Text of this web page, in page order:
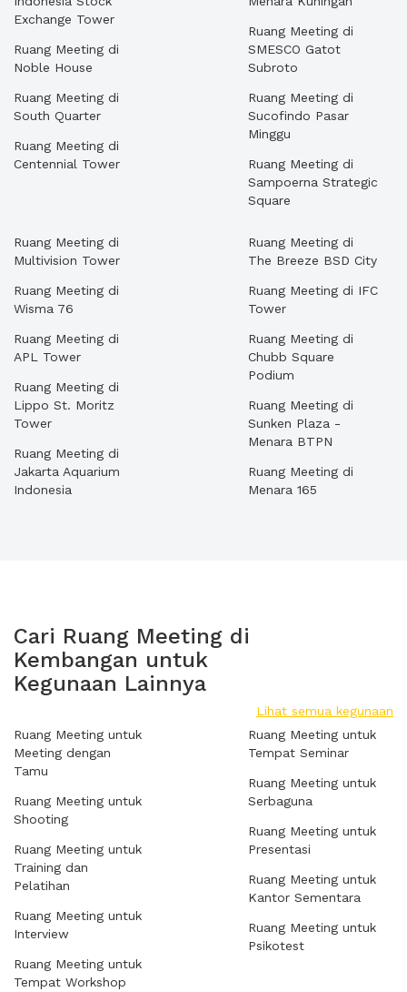
Exchange Tower
Ruang Meeting di
Noble House
Ruang Meeting di
South Quarter
Ruang Meeting di
Centennial Tower
Ruang Meeting di
SMESCO Gatot
Subroto
Ruang Meeting di
Sucofindo Pasar
Minggu
Ruang Meeting di
Sampoerna Strategic
Square
Ruang Meeting di
Multivision Tower
Ruang Meeting di
Wisma 76
Ruang Meeting di
APL Tower
Ruang Meeting di
Lippo St. Moritz
Tower
Ruang Meeting di
Jakarta Aquarium
Indonesia
Ruang Meeting di
The Breeze BSD City
Ruang Meeting di IFC
Tower
Ruang Meeting di
Chubb Square
Podium
Ruang Meeting di
Sunken Plaza -
Menara BTPN
Ruang Meeting di
Menara 165
Cari Ruang Meeting di
Kembangan untuk
Kegunaan Lainnya
Lihat semua kegunaan
Ruang Meeting untuk
Meeting dengan
Tamu
Ruang Meeting untuk
Shooting
Ruang Meeting untuk
Training dan
Pelatihan
Ruang Meeting untuk
Interview
Ruang Meeting untuk
Tempat Workshop
Ruang Meeting untuk
Tempat Seminar
Ruang Meeting untuk
Serbaguna
Ruang Meeting untuk
Presentasi
Ruang Meeting untuk
Kantor Sementara
Ruang Meeting untuk
Psikotest